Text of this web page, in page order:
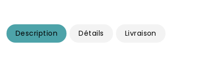
Description Détails Livraison